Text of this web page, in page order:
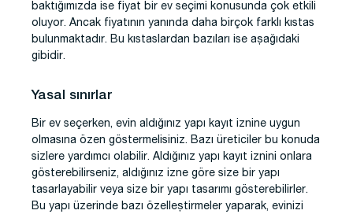
baktığımızda ise fiyat bir ev seçimi konusunda çok etkili
oluyor. Ancak fiyatının yanında daha birçok farklı kıstas
bulunmaktadır. Bu kıstaslardan bazıları ise aşağıdaki
gibidir.
Yasal sınırlar
Bir ev seçerken, evin aldığınız yapı kayıt iznine uygun
olmasına özen göstermelisiniz. Bazı üreticiler bu konuda
sizlere yardımcı olabilir. Aldığınız yapı kayıt iznini onlara
gösterebilirseniz, aldığınız izne göre size bir yapı
tasarlayabilir veya size bir yapı tasarımı gösterebilirler.
Bu yapı üzerinde bazı özelleştirmeler yaparak, evinizi